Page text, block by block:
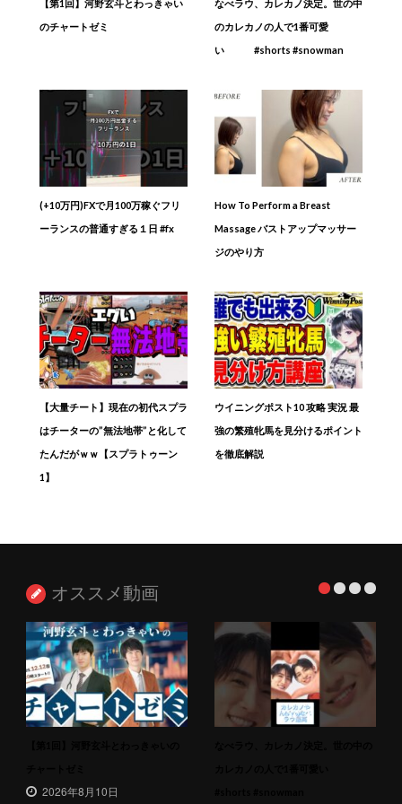
【第1回】河野玄斗とわっきゃい
のチャートゼミ
なべラウ、カレカノ決定。世の中
のカレカノの人で1番可愛
い #shorts #snowman
(+10万円)FXで月100万稼ぐフリ
ーランスの普通すぎる１日 #fx
How To Perform a Breast
Massage バストアップマッサー
ジのやり方
【大量チート】現在の初代スプラ
はチーターの”無法地帯”と化して
たんだがｗｗ【スプラトゥーン
1】
ウイニングポスト10 攻略 実況 最
強の繁殖牝馬を見分けるポイント
を徹底解説
オススメ動画
2026年8月10日